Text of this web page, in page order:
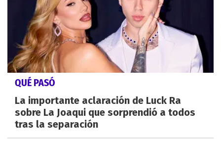
QUÉ PASÓ
La importante aclaración de Luck Ra
sobre La Joaqui que sorprendió a todos
tras la separación